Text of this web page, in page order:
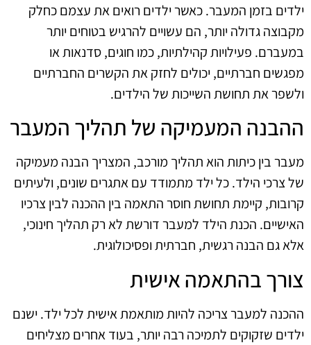
ילדים בזמן המעבר. כאשר ילדים רואים את עצמם כחלק
מקבוצה גדולה יותר, הם עשויים להרגיש בטוחים יותר
במעברם. פעילויות קהילתיות, כמו חוגים, סדנאות או
מפגשים חברתיים, יכולים לחזק את הקשרים החברתיים
ולשפר את תחושת השייכות של הילדים.
ההבנה המעמיקה של תהליך המעבר
מעבר בין כיתות הוא תהליך מורכב, המצריך הבנה מעמיקה
של צרכי הילד. כל ילד מתמודד עם אתגרים שונים, ולעיתים
קרובות, קיימת תחושת חוסר התאמה בין ההכנה לבין צרכיו
האישיים. הכנת הילד למעבר דורשת לא רק תהליך חינוכי,
אלא גם הבנה רגשית, חברתית ופסיכולוגית.
צורך בהתאמה אישית
ההכנה למעבר צריכה להיות מותאמת אישית לכל ילד. ישנם
ילדים שזקוקים לתמיכה רבה יותר, בעוד אחרים מצליחים